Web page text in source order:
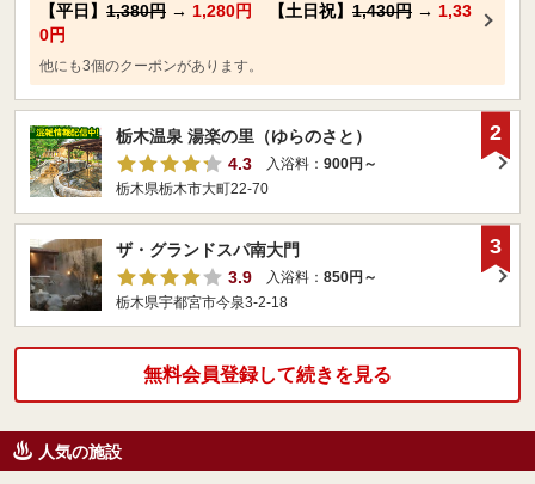
【平日】 1,380円 → 1,280円 【土日祝】 1,430円 → 1,33
0円
他にも3個のクーポンがあります。
栃木温泉 湯楽の里（ゆらのさと）
4.3
入浴料： 900円～
栃木県栃木市大町22-70
2
ザ・グランドスパ南大門
3.9
入浴料： 850円～
栃木県宇都宮市今泉3-2-18
3
無料会員登録して続きを見る
人気の施設